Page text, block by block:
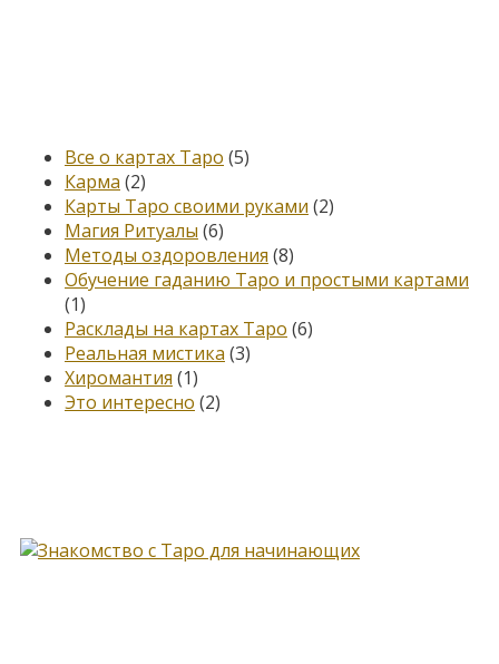
Все о картах Таро (5)
Карма (2)
Карты Таро своими руками (2)
Магия Ритуалы (6)
Методы оздоровления (8)
Обучение гаданию Таро и простыми картами
(1)
Расклады на картах Таро (6)
Реальная мистика (3)
Хиромантия (1)
Это интересно (2)